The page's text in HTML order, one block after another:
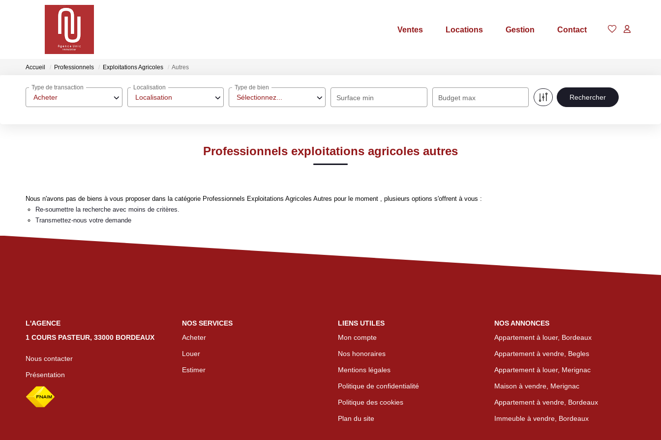
Ventes Locations Gestion Contact
Accueil Professionnels Exploitations Agricoles Autres
Acheter
Type de transaction
Localisation
Localisation
Sélectionnez...
Type de bien
Surface min Budget max
Professionnels exploitations agricoles autres
Nous n'avons pas de biens à vous proposer dans la catégorie Professionnels Exploitations Agricoles Autres pour le moment , plusieurs options s'offrent à vous :
Re-soumettre la recherche avec moins de critères.
Transmettez-nous votre demande
L'AGENCE
1 COURS PASTEUR, 33000 BORDEAUX
Nous contacter
Présentation
NOS SERVICES
Acheter
Louer
Estimer
LIENS UTILES
Mon compte
Nos honoraires
Mentions légales
Politique de confidentialité
Politique des cookies
Plan du site
NOS ANNONCES
Appartement à louer, Bordeaux
Appartement à vendre, Begles
Appartement à louer, Merignac
Maison à vendre, Merignac
Appartement à vendre, Bordeaux
Immeuble à vendre, Bordeaux